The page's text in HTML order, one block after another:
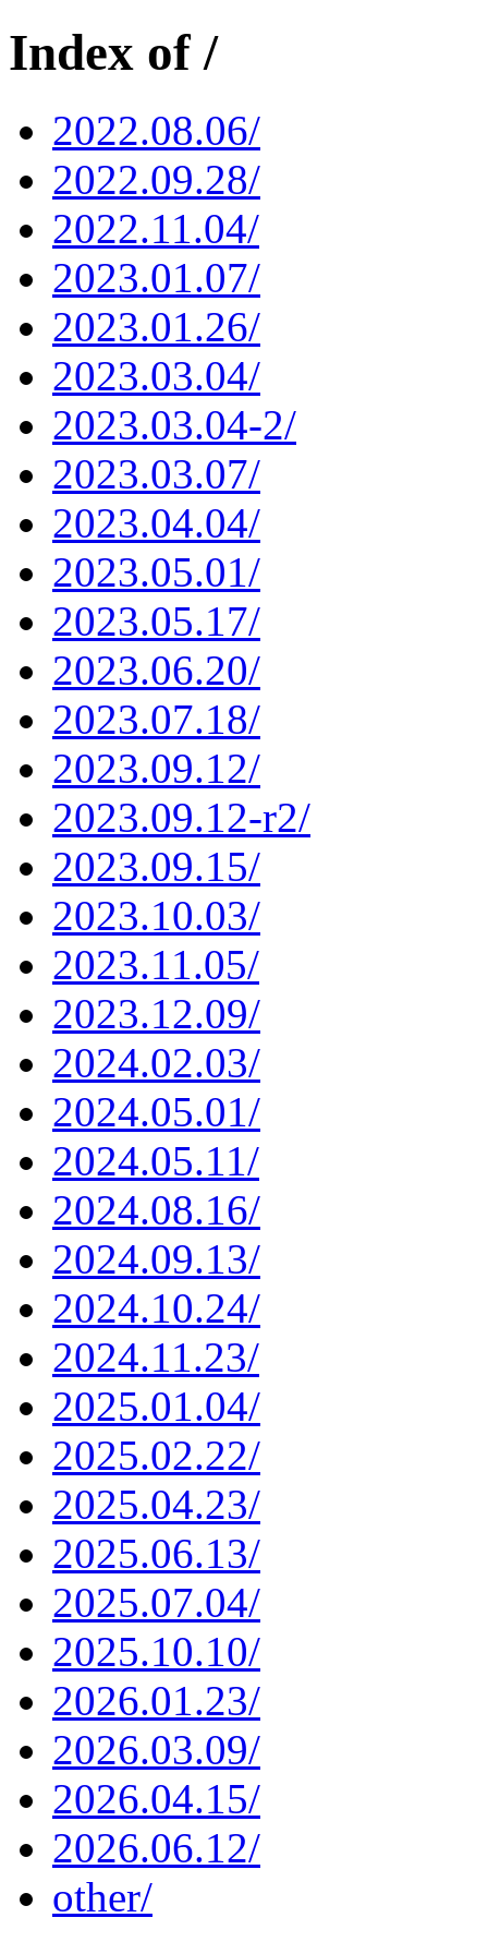
Index of /
2022.08.06/
2022.09.28/
2022.11.04/
2023.01.07/
2023.01.26/
2023.03.04/
2023.03.04-2/
2023.03.07/
2023.04.04/
2023.05.01/
2023.05.17/
2023.06.20/
2023.07.18/
2023.09.12/
2023.09.12-r2/
2023.09.15/
2023.10.03/
2023.11.05/
2023.12.09/
2024.02.03/
2024.05.01/
2024.05.11/
2024.08.16/
2024.09.13/
2024.10.24/
2024.11.23/
2025.01.04/
2025.02.22/
2025.04.23/
2025.06.13/
2025.07.04/
2025.10.10/
2026.01.23/
2026.03.09/
2026.04.15/
2026.06.12/
other/